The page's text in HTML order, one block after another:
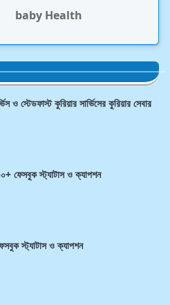
baby Health
ও স্টেডফাস্ট কুরিয়ার সার্ভিসের কুরিয়ার সেবার
ফেসবুক স্ট্যাটাস ও ক্যাপশন
স্ট্যাটাস ও ক্যাপশন